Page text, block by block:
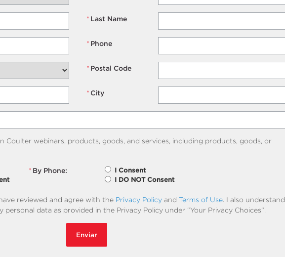
* Last Name
* Phone
* Postal Code
* City
Coulter webinars, products, goods, and services, including products, goods, or
* By Phone:
I Consent
I DO NOT Consent
reviewed and agree with the Privacy Policy and Terms of Use. I also understand
data as provided in the Privacy Policy under “Your Privacy Choices”.
Enviar